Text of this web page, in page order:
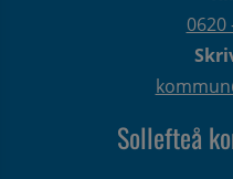
0620
Sollefteå